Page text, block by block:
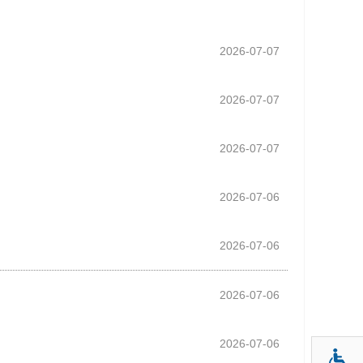
2026-07-07
2026-07-07
2026-07-07
2026-07-06
2026-07-06
2026-07-06
2026-07-06